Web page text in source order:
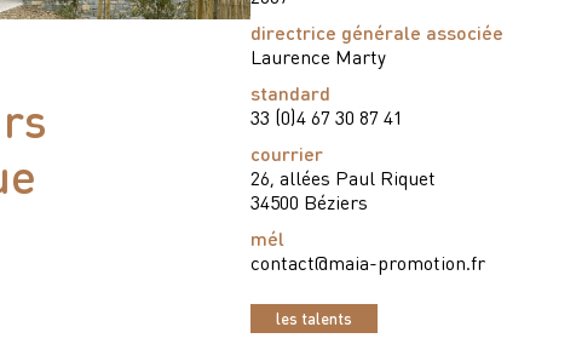
directrice générale associée
Laurence Marty
standard
33 (0)4 67 30 87 41
courrier
26, allées Paul Riquet
34500 Béziers
mél
contact@maia-promotion.fr
les talents